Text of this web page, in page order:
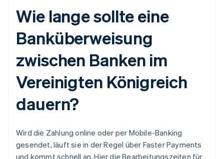
Wie lange sollte eine
Banküberweisung
zwischen Banken im
Vereinigten Königreich
dauern?
Wird die Zahlung online oder per Mobile-Banking
gesendet, läuft sie in der Regel über Faster Payments
und kommt schnell an. Hier die Bearbeitungszeiten für